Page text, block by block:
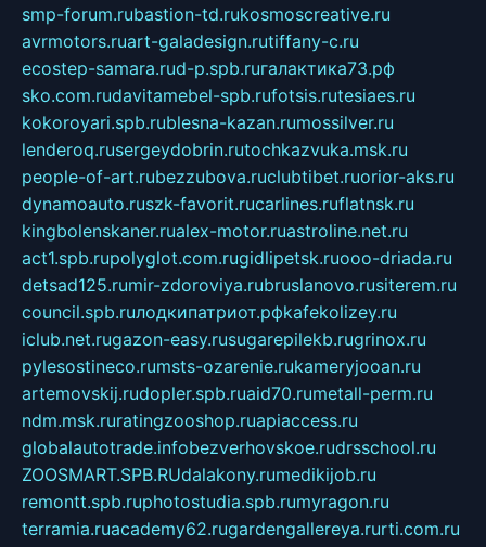
smp-forum.rubastion-td.rukosmoscreative.ru
avrmotors.ruart-galadesign.rutiffany-c.ru
ecostep-samara.rud-p.spb.ruгалактика73.рф
sko.com.rudavitamebel-spb.rufotsis.rutesiaes.ru
kokoroyari.spb.rublesna-kazan.rumossilver.ru
lenderoq.rusergeydobrin.rutochkazvuka.msk.ru
people-of-art.rubezzubova.ruclubtibet.ruorior-aks.ru
dynamoauto.ruszk-favorit.rucarlines.ruflatnsk.ru
kingbolenskaner.rualex-motor.ruastroline.net.ru
act1.spb.rupolyglot.com.rugidlipetsk.ruooo-driada.ru
detsad125.rumir-zdoroviya.rubruslanovo.rusiterem.ru
council.spb.ruлодкипатриот.рфkafekolizey.ru
iclub.net.rugazon-easy.rusugarepilekb.rugrinox.ru
pylesostineco.rumsts-ozarenie.rukameryjooan.ru
artemovskij.rudopler.spb.ruaid70.rumetall-perm.ru
ndm.msk.ruratingzooshop.ruapiaccess.ru
globalautotrade.infobezverhovskoe.rudrsschool.ru
ZOOSMART.SPB.RUdalakony.rumedikijob.ru
remontt.spb.ruphotostudia.spb.rumyragon.ru
terramia.ruacademy62.rugardengallereya.rurti.com.ru